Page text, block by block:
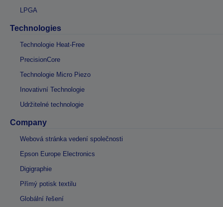
LPGA
Technologies
Technologie Heat-Free
PrecisionCore
Technologie Micro Piezo
Inovativní Technologie
Udržitelné technologie
Company
Webová stránka vedení společnosti
Epson Europe Electronics
Digigraphie
Přímý potisk textilu
Globální řešení